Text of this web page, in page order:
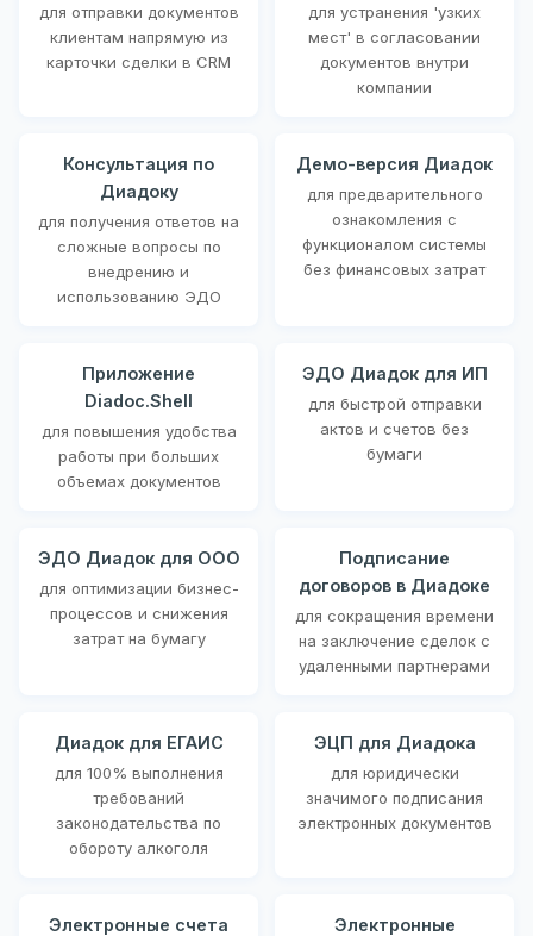
для отправки документов
клиентам напрямую из
карточки сделки в CRM
для устранения 'узких
мест' в согласовании
документов внутри
компании
Консультация по
Диадоку
для получения ответов на
сложные вопросы по
внедрению и
использованию ЭДО
Демо-версия Диадок
для предварительного
ознакомления с
функционалом системы
без финансовых затрат
Приложение
Diadoc.Shell
для повышения удобства
работы при больших
объемах документов
ЭДО Диадок для ИП
для быстрой отправки
актов и счетов без
бумаги
ЭДО Диадок для ООО
для оптимизации бизнес-
процессов и снижения
затрат на бумагу
Подписание
договоров в Диадоке
для сокращения времени
на заключение сделок с
удаленными партнерами
Диадок для ЕГАИС
для 100% выполнения
требований
законодательства по
обороту алкоголя
ЭЦП для Диадока
для юридически
значимого подписания
электронных документов
Электронные счета
Электронные